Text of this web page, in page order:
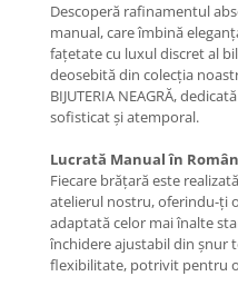
Coliere cu Cruce
Coliere cu Stea
Coliere cu Soare
Coliere cu Semilună
Coliere cu Flori
Coliere cu Animale
Coliere cu Molecule
Coliere Diverse
Descoperă rafinamentul
manual, care îmbină
fațetate cu luxul discret al
deosebită din colecția
BIJUTERIA NEAGRĂ,
sofisticat și atemporal.
Lucrată Manual în
Fiecare brățară este
atelierul nostru, oferindu-ți
adaptată celor mai înalte
închidere ajustabil din șnur
flexibilitate, potrivit pentru